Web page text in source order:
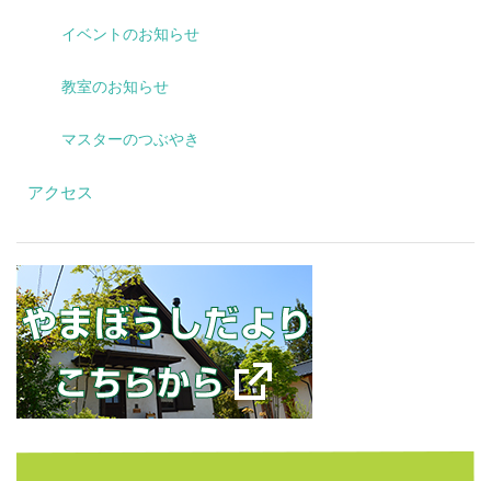
イベントのお知らせ
教室のお知らせ
マスターのつぶやき
アクセス